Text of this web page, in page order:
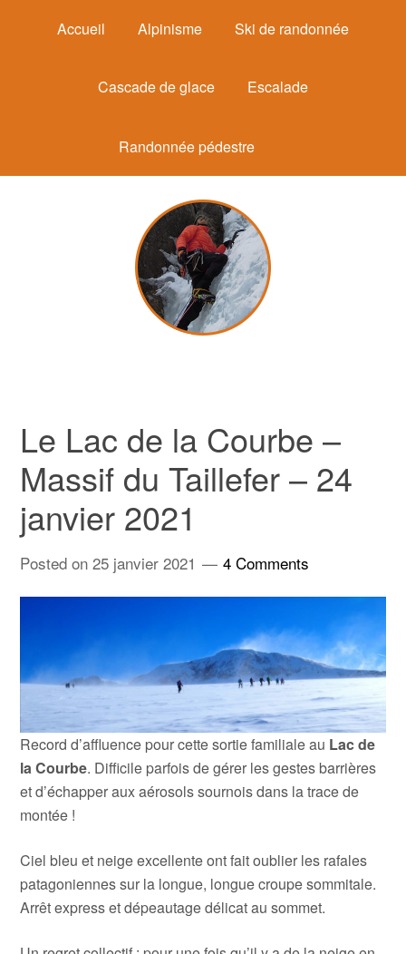
Accueil Alpinisme Ski de randonnée
Cascade de glace Escalade
Randonnée pédestre
Le Lac de la Courbe –
Massif du Taillefer – 24
janvier 2021
Posted on25 janvier 2021 4 Comments
Record d’affluence pour cette sortie familiale au Lac de
la Courbe. Difficile parfois de gérer les gestes barrières
et d’échapper aux aérosols sournois dans la trace de
montée !
Ciel bleu et neige excellente ont fait oublier les rafales
patagoniennes sur la longue, longue croupe sommitale.
Arrêt express et dépeautage délicat au sommet.